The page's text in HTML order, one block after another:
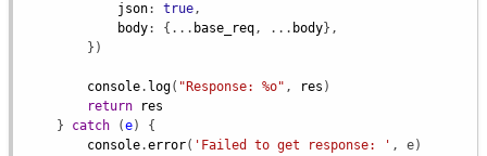
json: true,
body: {... base_req, ... body},
        })
console. log( "Response: %o" , res )
return
res
    }
catch (e) {
console.error( 'Failed to get response: ' , e)